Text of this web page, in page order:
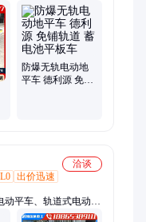
、轨道转运车、蓄电
电动转运台车、轨道
移动转运车、过跨车
床模具、实心聚氨酯
防爆无轨电动地
平车 德利源 免铺
洽谈
出价迅速
平车、轨道式电动地
搬运车、20吨电动地平